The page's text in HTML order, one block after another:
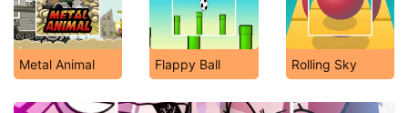
Metal Animal Flappy Ball Rolling Sky